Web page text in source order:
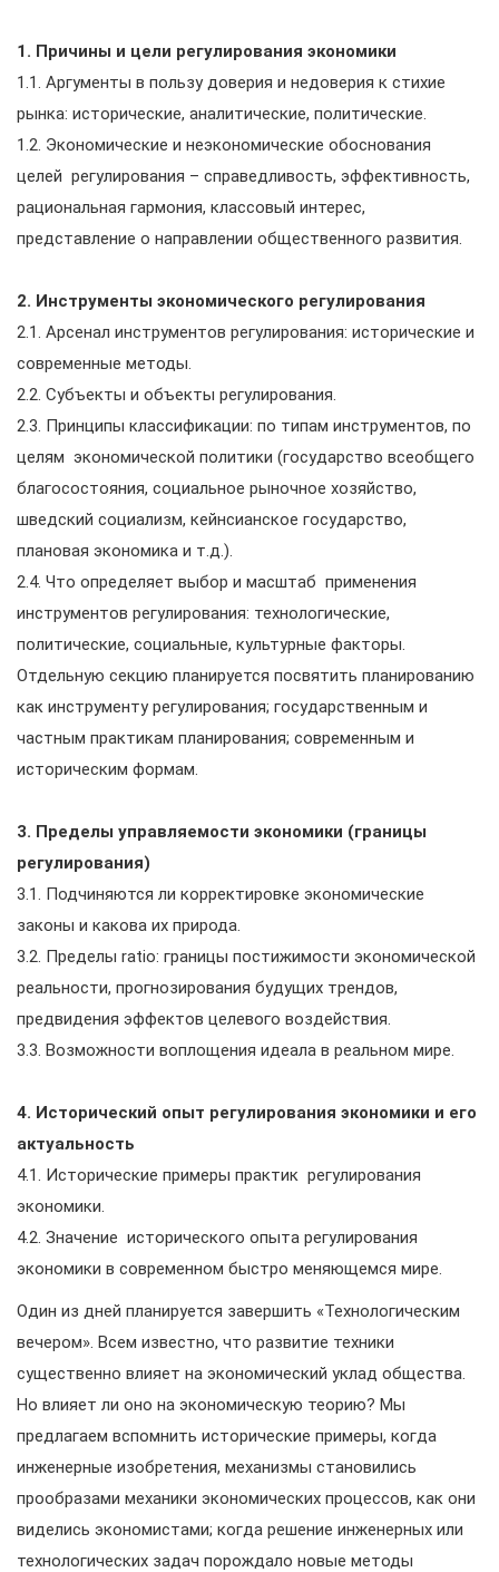
1. Причины и цели регулирования экономики
1.1. Аргументы в пользу доверия и недоверия к стихие
рынка: исторические, аналитические, политические.
1.2. Экономические и неэкономические обоснования
целей регулирования – справедливость, эффективность,
рациональная гармония, классовый интерес,
представление о направлении общественного развития.
2. Инструменты экономического регулирования
2.1. Арсенал инструментов регулирования: исторические и
современные методы.
2.2. Субъекты и объекты регулирования.
2.3. Принципы классификации: по типам инструментов, по
целям экономической политики (государство всеобщего
благосостояния, социальное рыночное хозяйство,
шведский социализм, кейнсианское государство,
плановая экономика и т.д.).
2.4. Что определяет выбор и масштаб применения
инструментов регулирования: технологические,
политические, социальные, культурные факторы.
Отдельную секцию планируется посвятить планированию
как инструменту регулирования; государственным и
частным практикам планирования; современным и
историческим формам.
3. Пределы управляемости экономики (границы
регулирования)
3.1. Подчиняются ли корректировке экономические
законы и какова их природа.
3.2. Пределы ratio: границы постижимости экономической
реальности, прогнозирования будущих трендов,
предвидения эффектов целевого воздействия.
3.3. Возможности воплощения идеала в реальном мире.
4. Исторический опыт регулирования экономики и его
актуальность
4.1. Исторические примеры практик регулирования
экономики.
4.2. Значение исторического опыта регулирования
экономики в современном быстро меняющемся мире.
Один из дней планируется завершить «Технологическим
вечером». Всем известно, что развитие техники
существенно влияет на экономический уклад общества.
Но влияет ли оно на экономическую теорию? Мы
предлагаем вспомнить исторические примеры, когда
инженерные изобретения, механизмы становились
прообразами механики экономических процессов, как они
виделись экономистами; когда решение инженерных или
технологических задач порождало новые методы